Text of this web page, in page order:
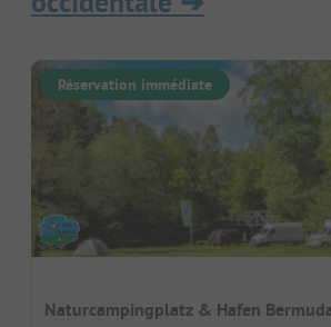
Réservation immédiate
Naturcampingplatz & Hafen